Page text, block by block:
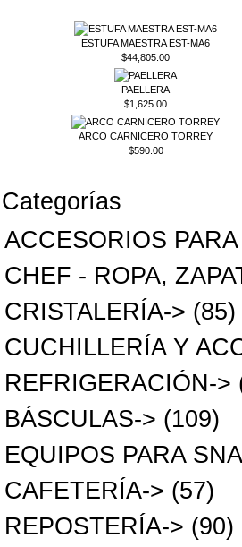
ESTUFA MAESTRA EST-MA6
$44,805.00
PAELLERA
$1,625.00
ARCO CARNICERO TORREY
$590.00
Categorías
ACCESORIOS
CHEF - ROPA,
CRISTALERÍA-> (85)
CUCHILLERÍA Y
REFRIGERACIÓN->
BÁSCULAS-> (109)
EQUIPOS PARA
CAFETERÍA-> (57)
REPOSTERÍA-> (90)